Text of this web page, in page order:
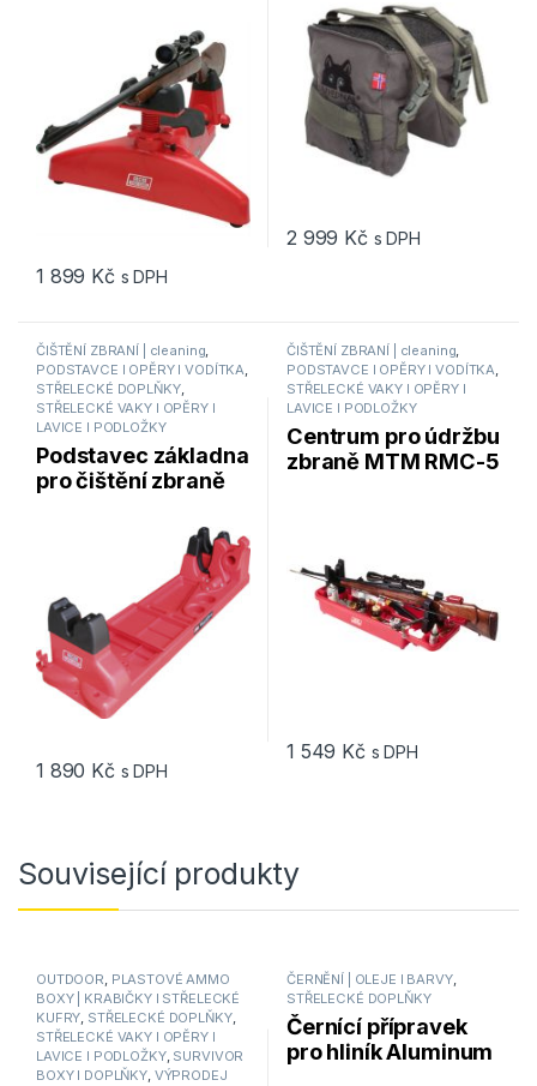
Rest / PSR-30
1 899 Kč s DPH
2 999 Kč s DPH
ČIŠTĚNÍ ZBRANÍ | cleaning,
PODSTAVCE I OPĚRY I VODÍTKA,
STŘELECKÉ DOPLŇKY,
STŘELECKÉ VAKY I OPĚRY I
LAVICE I PODLOŽKY
Podstavec základna
pro čištění zbraně
1 890 Kč s DPH
ČIŠTĚNÍ ZBRANÍ | cleaning,
PODSTAVCE I OPĚRY I VODÍTKA,
STŘELECKÉ VAKY I OPĚRY I
LAVICE I PODLOŽKY
Centrum pro údržbu
zbraně MTM RMC-5
1 549 Kč s DPH
Související produkty
OUTDOOR, PLASTOVÉ AMMO
BOXY | KRABIČKY I STŘELECKÉ
KUFRY, STŘELECKÉ DOPLŇKY,
STŘELECKÉ VAKY I OPĚRY I
LAVICE I PODLOŽKY, SURVIVOR
BOXY I DOPLŇKY, VÝPRODEJ
ČERNĚNÍ | OLEJE l BARVY,
STŘELECKÉ DOPLŇKY
Černící přípravek
pro hliník Aluminum